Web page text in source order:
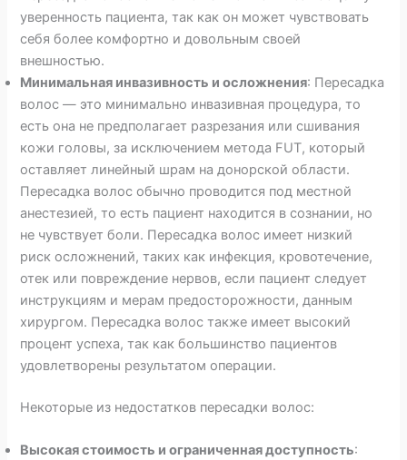
уверенность пациента, так как он может чувствовать
себя более комфортно и довольным своей
внешностью.
Минимальная инвазивность и осложнения: Пересадка
волос — это минимально инвазивная процедура, то
есть она не предполагает разрезания или сшивания
кожи головы, за исключением метода FUT, который
оставляет линейный шрам на донорской области.
Пересадка волос обычно проводится под местной
анестезией, то есть пациент находится в сознании, но
не чувствует боли. Пересадка волос имеет низкий
риск осложнений, таких как инфекция, кровотечение,
отек или повреждение нервов, если пациент следует
инструкциям и мерам предосторожности, данным
хирургом. Пересадка волос также имеет высокий
процент успеха, так как большинство пациентов
удовлетворены результатом операции.
Некоторые из недостатков пересадки волос:
Высокая стоимость и ограниченная доступность: